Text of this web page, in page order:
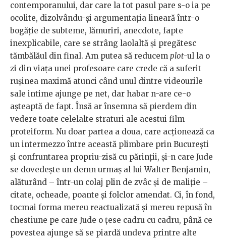
contemporanului, dar care la tot pasul pare s-o ia pe
ocolite, dizolvându-și argumentația lineară într-o
bogăție de subteme, lămuriri, anecdote, fapte
inexplicabile, care se strâng laolaltă și pregătesc
tămbălăul din final. Am putea să reducem plot-ul la o
zi din viața unei profesoare care crede că a suferit
rușinea maximă atunci când unul dintre videourile
sale intime ajunge pe net, dar habar n-are ce-o
așteaptă de fapt. Însă ar însemna să pierdem din
vedere toate celelalte straturi ale acestui film
proteiform. Nu doar partea a doua, care acționează ca
un intermezzo între această plimbare prin București
și confruntarea propriu-zisă cu părinții, și-n care Jude
se dovedește un demn urmaș al lui Walter Benjamin,
alăturând – într-un colaj plin de zvâc și de maliție –
citate, ocheade, poante și folclor amendat. Ci, în fond,
tocmai forma mereu reactualizată și mereu repusă în
chestiune pe care Jude o țese cadru cu cadru, până ce
povestea ajunge să se piardă undeva printre alte